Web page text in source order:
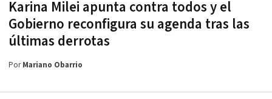
Karina Milei apunta contra todos y el
Gobierno reconfigura su agenda tras las
últimas derrotas
PorMariano Obarrio